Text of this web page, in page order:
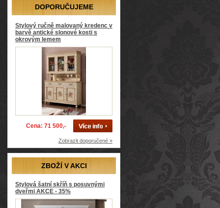
DOPORUČUJEME
Stylový ručně malovaný kredenc v
barvě antické slonové kosti s
okrovým lemem
Cena: 71 500,-
Zobrazit doporučené »
ZBOŽÍ V AKCI
Stylová šatní skříň s posuvnými
dveřmi AKCE - 35%